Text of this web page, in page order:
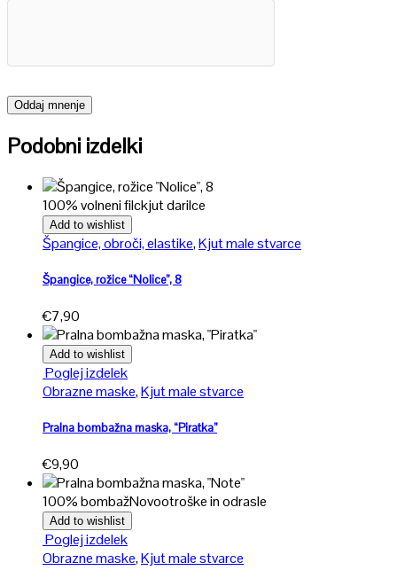
Podobni izdelki
100% volneni filckjut darilce
Add to wishlist
Špangice, obroči, elastike,Kjut male stvarce
Špangice, rožice “Nolice”, 8
€7,90
Add to wishlist
Poglej izdelekTa
izdelek
več
lahko
izberete
na
strani
izdelka
Obrazne maske,Kjut male stvarce
Pralna bombažna maska, “Piratka”
€9,90
100% bombažNovootroške in odrasle
Add to wishlist
Poglej izdelekTa
izdelek
Obrazne maske,Kjut male stvarce